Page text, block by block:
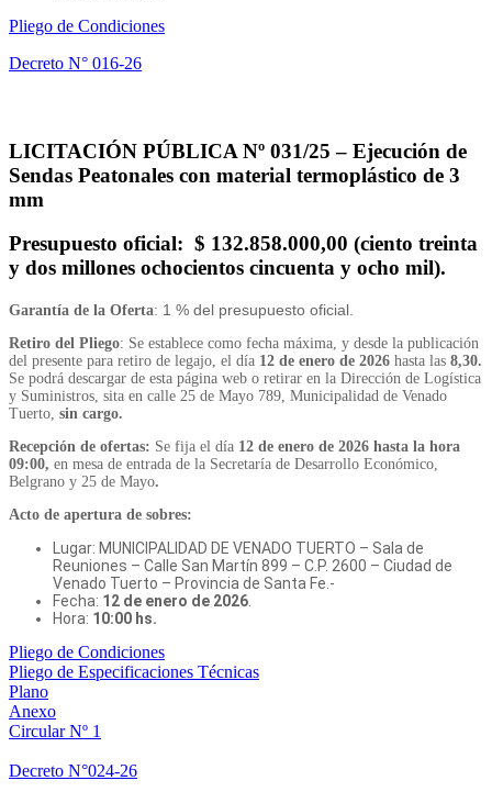
Pliego de Condiciones
Decreto N° 016-26
LICITACIÓN PÚBLICA Nº 031/25 – Ejecución de
Sendas Peatonales con material termoplástico de 3
mm
Presupuesto oficial: $ 132.858.000,00 (ciento treinta
y dos millones ochocientos cincuenta y ocho mil).
Garantía de la Oferta: 1 % del presupuesto oficial.
Retiro del Pliego: Se establece como fecha máxima, y desde la publicación
del presente para retiro de legajo, el día 12 de enero de 2026 hasta las 8,30.
Se podrá descargar de esta página web o retirar en la Dirección de Logística
y Suministros, sita en calle 25 de Mayo 789, Municipalidad de Venado
Tuerto, sin cargo.
Recepción de ofertas: Se fija el día 12 de enero de 2026 hasta la hora
09:00, en mesa de entrada de la Secretaría de Desarrollo Económico,
Belgrano y 25 de Mayo.
Acto de apertura de sobres:
Lugar: MUNICIPALIDAD DE VENADO TUERTO – Sala de
Reuniones – Calle San Martín 899 – C.P. 2600 – Ciudad de
Venado Tuerto – Provincia de Santa Fe.-
Fecha: 12 de enero de 2026
Hora: 10:00 hs.
Pliego de Condiciones
Pliego de Especificaciones Técnicas
Plano
Anexo
Circular Nº 1
Decreto N°024-26